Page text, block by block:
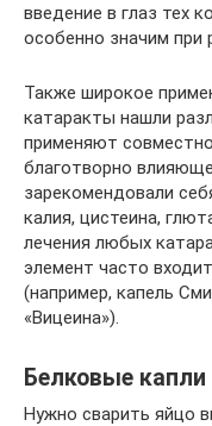
введение в глаз тех
особенно значим при
Также широкое
катаракты нашли
применяют
благотворно
зарекомендовали
калия, цистеина,
лечения любых
элемент часто
(например, капель
«Вицеина»).
Белковые капли
Нужно сварить яйцо